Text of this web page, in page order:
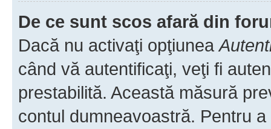
De ce sunt scos afară din
Dacă nu activaţi opţiunea
când vă autentificaţi, veţi fi
prestabilită. Această măsură
contul dumneavoastră. Pentru